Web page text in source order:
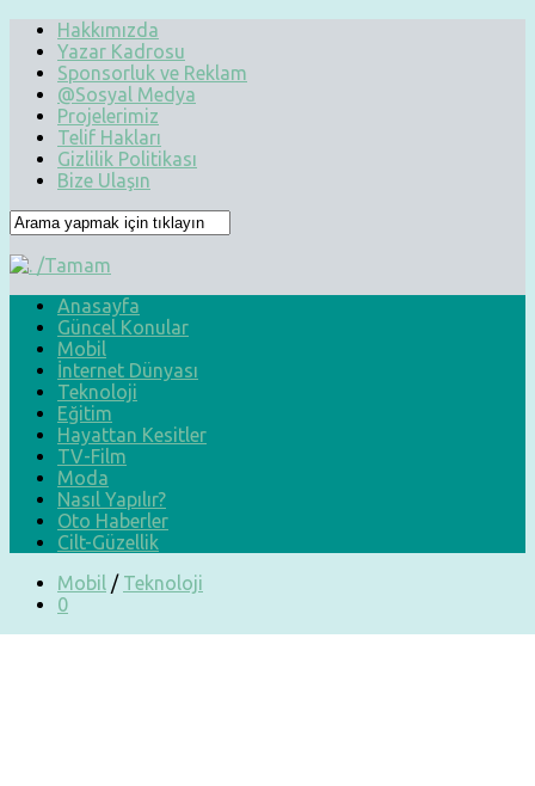
Hakkımızda
Yazar Kadrosu
Sponsorluk ve Reklam
@Sosyal Medya
Projelerimiz
Telif Hakları
Gizlilik Politikası
Bize Ulaşın
Anasayfa
Güncel Konular
Mobil
İnternet Dünyası
Teknoloji
Eğitim
Hayattan Kesitler
TV-Film
Moda
Nasıl Yapılır?
Oto Haberler
Cilt-Güzellik
Mobil / Teknoloji
0